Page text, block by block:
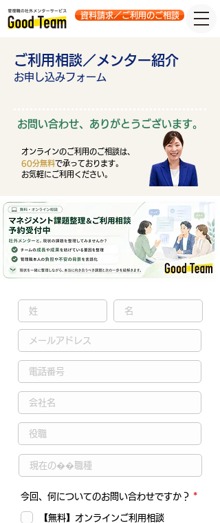
資料請求／ご利用のご相談
ご利用相談／メンター紹介
お申し込みフォーム
お問い合わせ、ありがとうございます。
オンラインのご利用のご相談は、
60分無料で承っております。
お気軽にご利用ください。
今回、何についてのお問い合わせですか？ *必
【無料】オンラインご利用相談